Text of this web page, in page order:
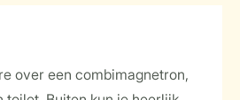
over een combimagnetron,